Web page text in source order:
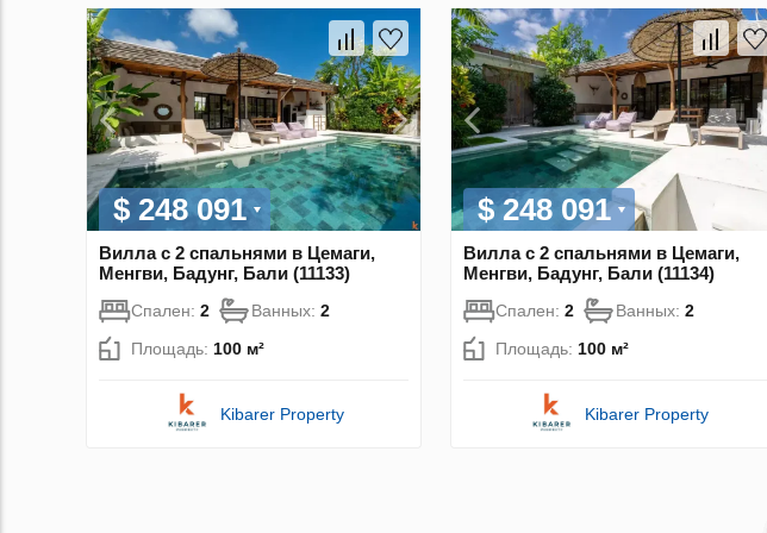
$ 248 091
Вилла с 2 спальнями в Цемаги,
Менгви, Бадунг, Бали (11133)
Спален: 2 Ванных: 2
Площадь: 100 м²
Kibarer Property
$ 248 091
Вилла с 2 спальнями в Цемаги,
Менгви, Бадунг, Бали (11134)
Спален: 2 Ванных: 2
Площадь: 100 м²
Kibarer Property